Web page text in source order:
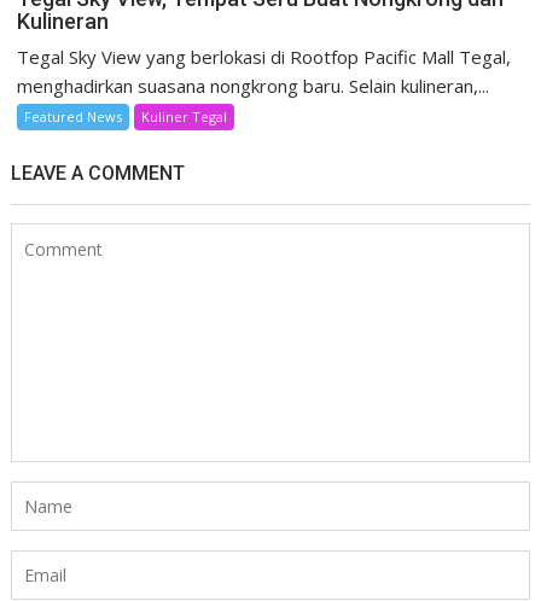
Kulineran
Tegal Sky View yang berlokasi di Rootfop Pacific Mall Tegal,
menghadirkan suasana nongkrong baru. Selain kulineran,...
Featured News Kuliner Tegal
LEAVE A COMMENT